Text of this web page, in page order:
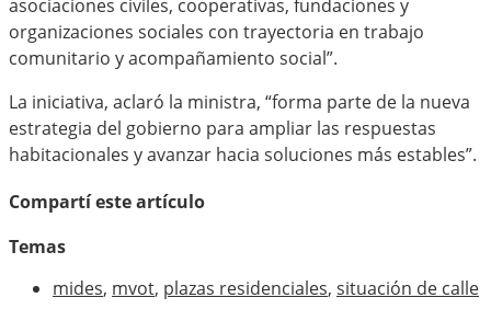
asociaciones civiles, cooperativas, fundaciones y
organizaciones sociales con trayectoria en trabajo
comunitario y acompañamiento social”.
La iniciativa, aclaró la ministra, “forma parte de la nueva
estrategia del gobierno para ampliar las respuestas
habitacionales y avanzar hacia soluciones más estables”.
Compartí este artículo
Temas
mides, mvot, plazas residenciales, situación de calle